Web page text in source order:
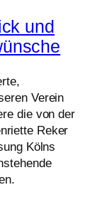
und
Verein
die von der
Reker
Kölns